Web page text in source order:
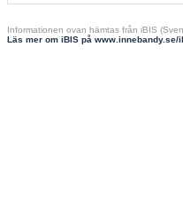
Informationen ovan hämtas från iBIS
Läs mer om iBIS på www.innebandy.se/